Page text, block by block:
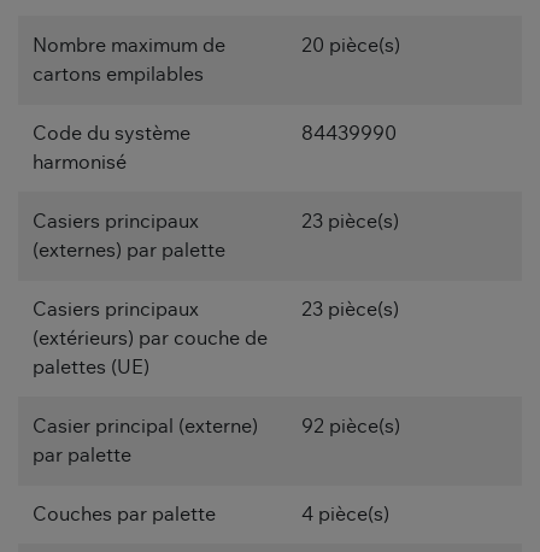
Nombre maximum de
cartons empilables
20 pièce(s)
Code du système
harmonisé
84439990
Casiers principaux
(externes) par palette
23 pièce(s)
Casiers principaux
(extérieurs) par couche de
palettes (UE)
23 pièce(s)
Casier principal (externe)
par palette
92 pièce(s)
Couches par palette 4 pièce(s)